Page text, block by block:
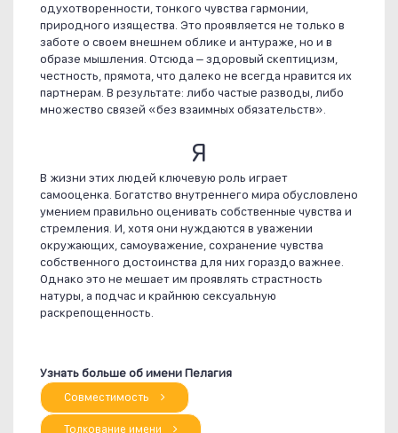
одухотворенности, тонкого чувства гармонии,
природного изящества. Это проявляется не только в
заботе о своем внешнем облике и антураже, но и в
образе мышления. Отсюда – здоровый скептицизм,
честность, прямота, что далеко не всегда нравится их
партнерам. В результате: либо частые разводы, либо
множество связей «без взаимных обязательств».
Я
В жизни этих людей ключевую роль играет
самооценка. Богатство внутреннего мира обусловлено
умением правильно оценивать собственные чувства и
стремления. И, хотя они нуждаются в уважении
окружающих, самоуважение, сохранение чувства
собственного достоинства для них гораздо важнее.
Однако это не мешает им проявлять страстность
натуры, а подчас и крайнюю сексуальную
раскрепощенность.
Узнать больше об имени Пелагия
Совместимость
Толкование имени